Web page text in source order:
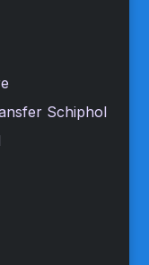
Schiphol